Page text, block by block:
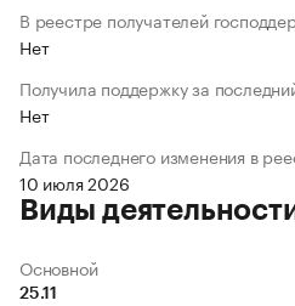
В реестре получателей
Нет
Получила поддержку за
Нет
Дата последнего изменения в
10 июля 2026
Виды
Основной
25.11